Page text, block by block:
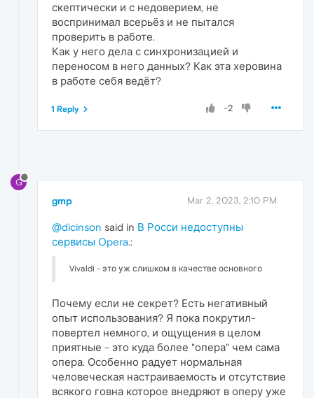
скептически и с недоверием, не
воспринимал всерьёз и не пытался
проверить в работе.
Как у него дела с синхронизацией и
переносом в него данных? Как эта херовина
в работе себя ведёт?
-2
1 Reply
G
gmp Mar 2, 2023, 2:10 PM
@dicinson said in В Росси недоступны
сервисы Opera.:
Vivaldi - это уж слишком в качестве основного
Почему если не секрет? Есть негативный
опыт использования? Я пока покрутил-
повертел немного, и ощущения в целом
приятные - это куда более "опера" чем сама
опера. Особенно радует нормальная
человеческая настраиваемость и отсутствие
всякого говна которое внедряют в оперу уже